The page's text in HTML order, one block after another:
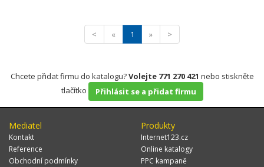
< « 1 » >
Chcete přidat firmu do katalogu?Volejte 771 270 421 nebo stiskněte
tlačítko
Přihlásit se a přidat firmu
Mediatel
Kontakt
Reference
Obchodní podmínky
Produkty
Internet123.cz
Online katalogy
PPC kampaně